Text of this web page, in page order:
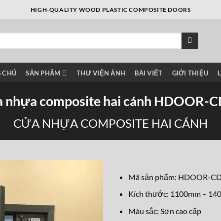
HIGH-QUALITY WOOD PLASTIC COMPOSITE DOORS
CHỦ SẢN PHẨM THƯ VIỆN ẢNH BÀI VIẾT GIỚI THIỆU
nhựa composite hai cánh HDOOR-
CỬA NHỰA COMPOSITE HAI CÁNH
Mã sản phẩm: HDOOR-
Kích thước: 1100mm –
Màu sắc: Sơn cao cấp